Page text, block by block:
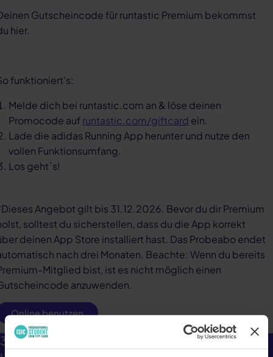
Gutscheincode für runtastic Premium bekommst
hier.
funktioniert's:
Melde dich bei runtastic.com an & löse deinen
Promocode aufruntastic.com/giftcard ein.
Lade die adidas Running App herunter und nutze den
vollen Funktionsumfang.
Los geht`s!
Angebot gilt bis 31.12.2026. Bevor du dir Premium
solltest du sicherstellen, dass du die App korrekt
deinen App Store installiert hast. Das Probeabo endet
nach drei Monaten. Beachte: Wenn du bereits
Mitglied bist, ist es nicht möglich einen
anzuwenden.
Online benutzen
3 Gratis Premium-Monate auf die Running-